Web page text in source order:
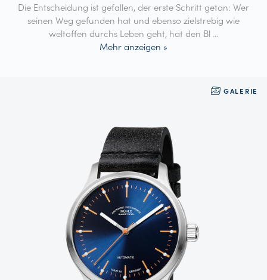
Die Entscheidung ist gefallen, der erste Schritt getan: Wer
seinen Weg gefunden hat und ebenso zielstrebig wie
weltoffen durchs Leben geht, hat den Bl ...
Mehr anzeigen »
GALERIE